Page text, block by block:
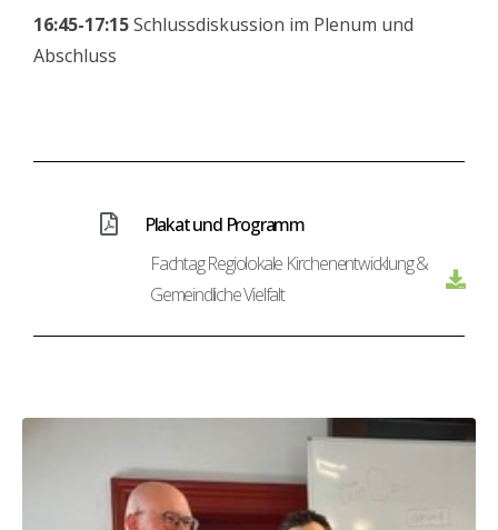
16:45-17:15Schlussdiskussion im Plenum und
Abschluss
Plakat und Programm
Fachtag Regiolokale Kirchenentwicklung &
Gemeindliche Vielfalt